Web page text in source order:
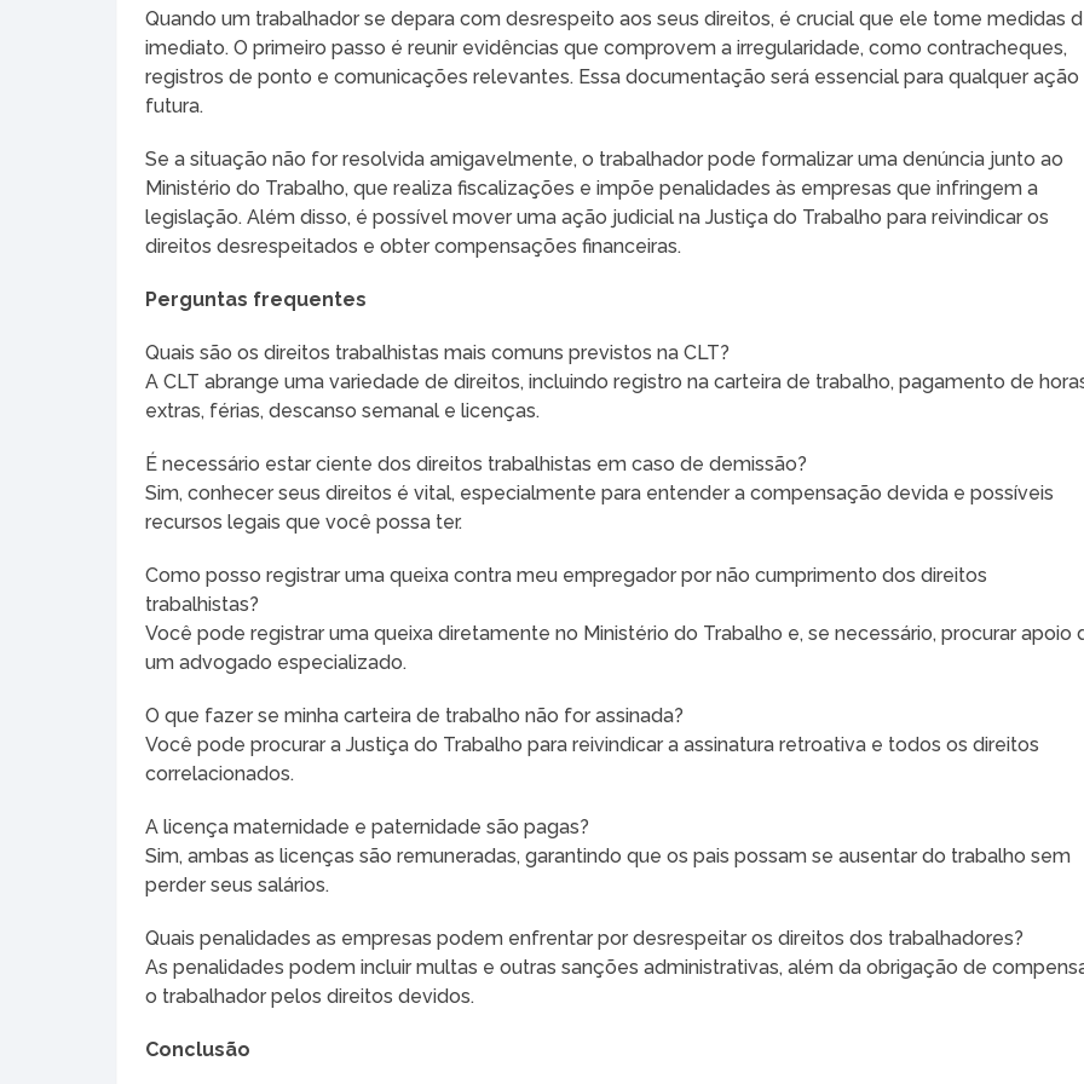
Quando um trabalhador se depara com desrespeito aos seus direitos, é crucial que ele tome medidas
imediato. O primeiro passo é reunir evidências que comprovem a irregularidade, como contracheques,
registros de ponto e comunicações relevantes. Essa documentação será essencial para qualquer ação
futura.
Se a situação não for resolvida amigavelmente, o trabalhador pode formalizar uma denúncia junto ao
Ministério do Trabalho, que realiza fiscalizações e impõe penalidades às empresas que infringem a
legislação. Além disso, é possível mover uma ação judicial na Justiça do Trabalho para reivindicar os
direitos desrespeitados e obter compensações financeiras.
Perguntas frequentes
Quais são os direitos trabalhistas mais comuns previstos na CLT?
A CLT abrange uma variedade de direitos, incluindo registro na carteira de trabalho, pagamento de
extras, férias, descanso semanal e licenças.
É necessário estar ciente dos direitos trabalhistas em caso de demissão?
Sim, conhecer seus direitos é vital, especialmente para entender a compensação devida e possíveis
recursos legais que você possa ter.
Como posso registrar uma queixa contra meu empregador por não cumprimento dos direitos
trabalhistas?
Você pode registrar uma queixa diretamente no Ministério do Trabalho e, se necessário, procurar apoio
um advogado especializado.
O que fazer se minha carteira de trabalho não for assinada?
Você pode procurar a Justiça do Trabalho para reivindicar a assinatura retroativa e todos os direitos
correlacionados.
A licença maternidade e paternidade são pagas?
Sim, ambas as licenças são remuneradas, garantindo que os pais possam se ausentar do trabalho sem
perder seus salários.
Quais penalidades as empresas podem enfrentar por desrespeitar os direitos dos trabalhadores?
As penalidades podem incluir multas e outras sanções administrativas, além da obrigação de
o trabalhador pelos direitos devidos.
Conclusão